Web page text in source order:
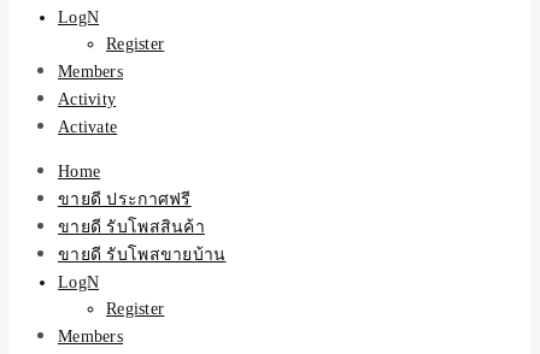
LogN
Register
Members
Activity
Activate
Home
ขายดี ประกาศฟรี
ขายดี รับโพสสินค้า
ขายดี รับโพสขายบ้าน
LogN
Register
Members